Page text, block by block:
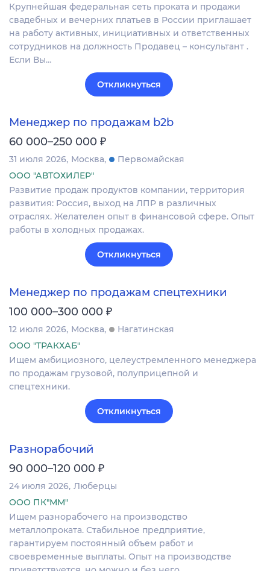
Крупнейшая федеральная сеть проката и продажи
свадебных и вечерних платьев в России приглашает
на работу активных, инициативных и ответственных
сотрудников на должность Продавец – консультант .
Если Вы…
Откликнуться
Менеджер по продажам b2b
60 000–250 000 ₽
31 июля 2026 Москва
Первомайская
ООО "АВТОХИЛЕР"
Развитие продаж продуктов компании, территория
развития: Россия, выход на ЛПР в различных
отраслях. Желателен опыт в финансовой сфере. Опыт
работы в холодных продажах.
Откликнуться
Менеджер по продажам спецтехники
100 000–300 000 ₽
12 июля 2026 Москва
Нагатинская
ООО "ТРАКХАБ"
Ищем амбициозного, целеустремленного менеджера
по продажам грузовой, полуприцепной и
спецтехники.
Откликнуться
Разнорабочий
90 000–120 000 ₽
24 июля 2026 Люберцы
ООО ПК"ММ"
Ищем разнорабочего на производство
металлопроката. Стабильное предприятие,
гарантируем постоянный объем работ и
своевременные выплаты. Опыт на производстве